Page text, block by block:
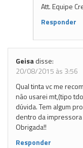
Att. Equipe
Responder
Geisadisse:
20/08/2015 às 3:56
Qual tinta vc me
não usarei mt,(tipo
dúvida. Tem algum
dentro da
Obrigada!!
Responder